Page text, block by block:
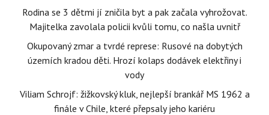
Rodina se 3 dětmi jí zničila byt a pak začala vyhrožovat.
Majitelka zavolala policii kvůli tomu, co našla uvnitř
Okupovaný zmar a tvrdé represe: Rusové na dobytých
územích kradou děti. Hrozí kolaps dodávek elektřiny i
vody
Viliam Schrojf: žižkovský kluk, nejlepší brankář MS 1962 a
finále v Chile, které přepsaly jeho kariéru